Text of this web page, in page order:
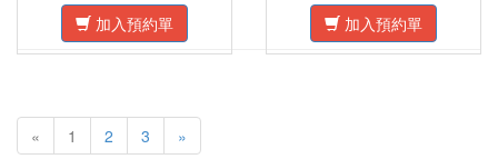
加入預約單 加入預約單
« 1 2 3 »